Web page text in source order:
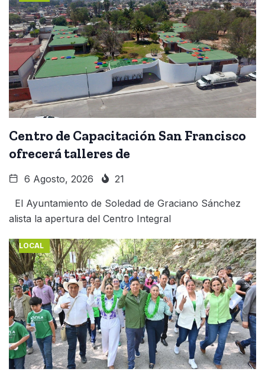
Centro de Capacitación San Francisco
ofrecerá talleres de
6 Agosto, 2026 21
El Ayuntamiento de Soledad de Graciano Sánchez
alista la apertura del Centro Integral
LOCAL